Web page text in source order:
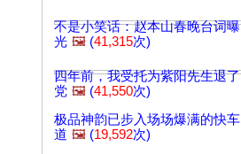
不是小笑话：赵本山春晚台词曝
光 🖼️ (41,315次)
四年前，我受托为紫阳先生退了
党 🖼️ (41,550次)
极品神韵已步入场场爆满的快车
道 🖼️ (19,592次)